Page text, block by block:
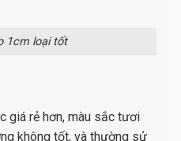
1cm loại tốt
giá rẻ hơn, màu sắc tươi
không tốt, và thường sử